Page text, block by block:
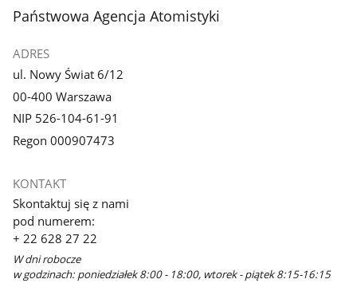
stopka
Państwowa Agencja Atomistyki
ADRES
ul. Nowy Świat 6/12
00-400 Warszawa
NIP 526-104-61-91
Regon 000907473
KONTAKT
Skontaktuj się z nami
pod numerem:
+ 22 628 27 22
W dni robocze
w godzinach: poniedziałek 8:00 - 18:00, wtorek - piątek 8:15-16:15